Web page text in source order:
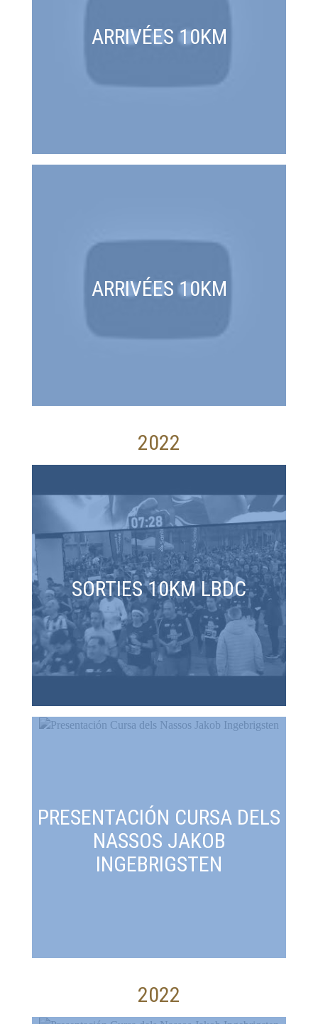
ARRIVÉES 10KM
ARRIVÉES 10KM
2022
SORTIES 10KM LBDC
PRESENTACIÓN CURSA DELS
NASSOS JAKOB
INGEBRIGSTEN
2022